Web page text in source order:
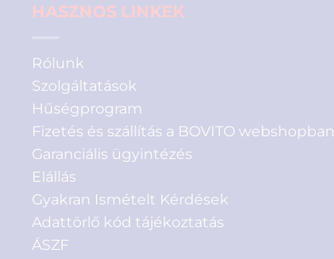
HASZNOS LINKEK
Rólunk
Szolgáltatások
Hűségprogram
Fizetés és szállítás a BOVITO webshopban
Garanciális ügyintézés
Elállás
Gyakran Ismételt Kérdések
Adattörlő kód tájékoztatás
ÁSZF